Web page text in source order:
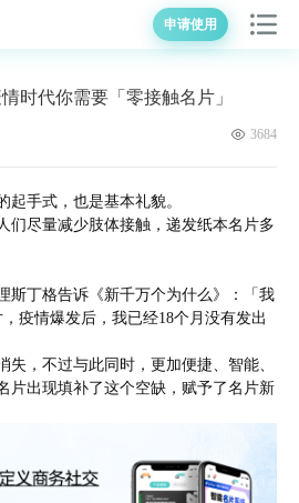
申请使用
时代你需要「零接触名片」
3684
起手式，也是基本礼貌。
们尽量减少肢体接触，递发纸本名片多
斯丁格告诉《新千万个为什么》：「我
疫情爆发后，我已经18个月没有发出
失，不过与此同时，更加便捷、智能、
片出现填补了这个空缺，赋予了名片新